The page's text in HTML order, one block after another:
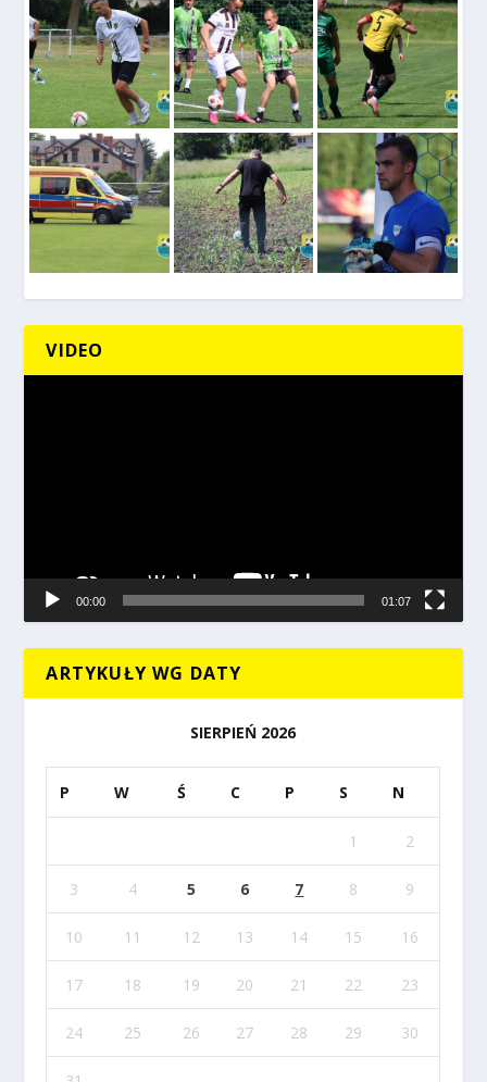
VIDEO
00:00 01:07
ARTYKUŁY WG DATY
SIERPIEŃ 2026
P W Ś C P S N
1 2
3 4 5 6 7 8 9
10 11 12 13 14 15 16
17 18 19 20 21 22 23
24 25 26 27 28 29 30